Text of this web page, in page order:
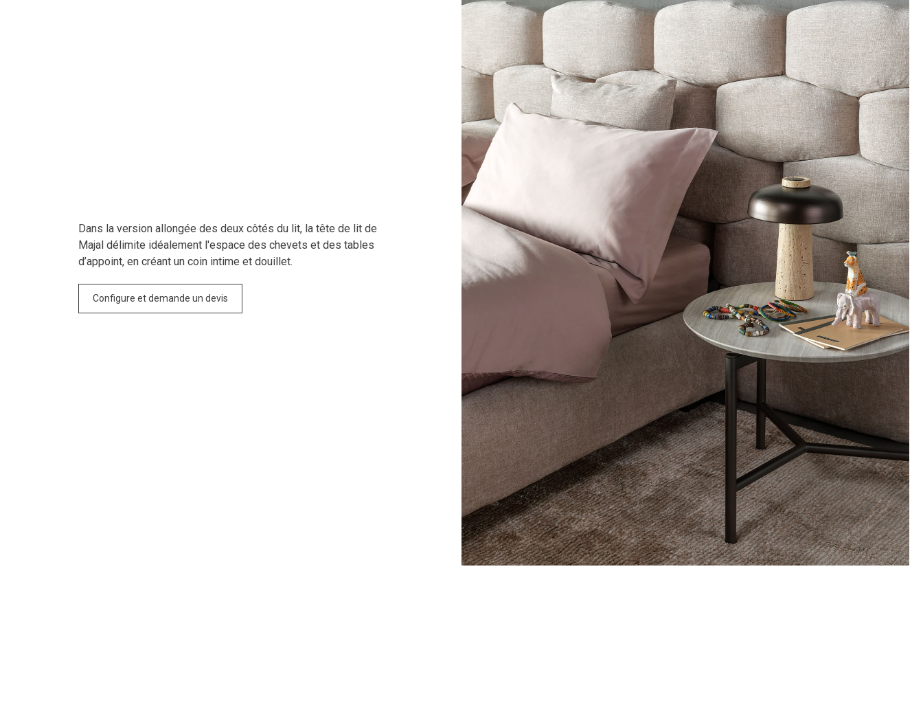
Dans la version allongée des deux côtés du lit, la tête de lit de
Majal délimite idéalement l'espace des chevets et des tables
d’appoint, en créant un coin intime et douillet.
Configure et demande un devis